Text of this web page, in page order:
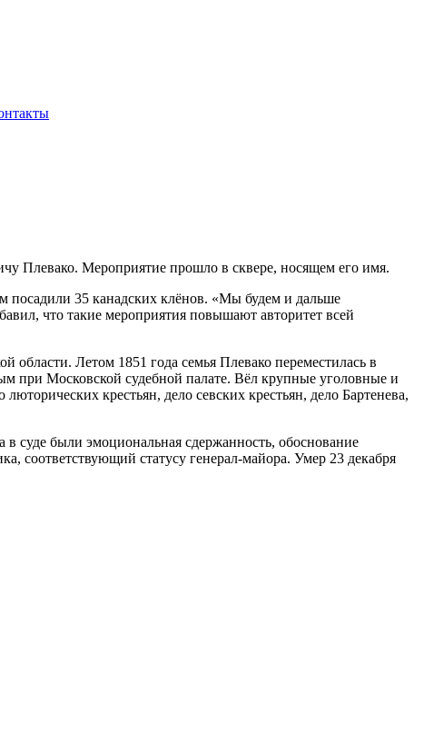
Плевако. Мероприятие прошло в сквере, носящем его имя.
посадили 35 канадских клёнов. «Мы будем и дальше
что такие мероприятия повышают авторитет всей
области. Летом 1851 года семья Плевако переместилась в
при Московской судебной палате. Вёл крупные уголовные и
крестьян, дело севских крестьян, дело Бартенева,
суде были эмоциональная сдержанность, обоснование
соответствующий статусу генерал-майора. Умер 23 декабря